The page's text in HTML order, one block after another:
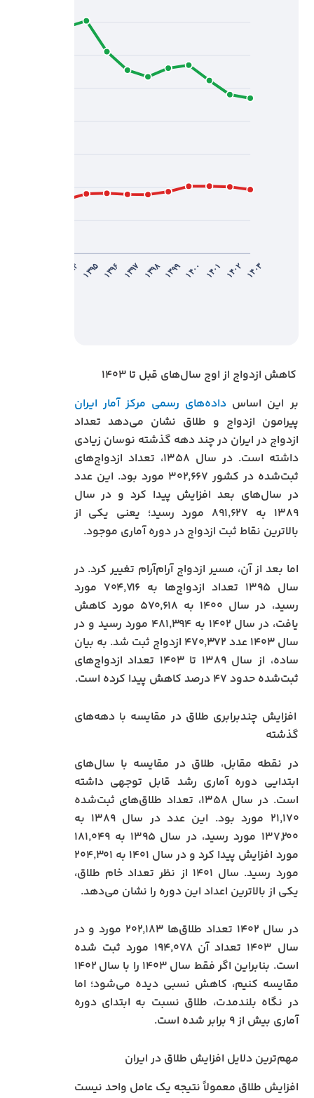
۱۳۹۴ ۱۳۹۵ ۱۳۹۶ ۱۳۹۷ ۱۳۹۸ ۱۳۹۹ ۱۴۰۰ ۱۴۰۱ ۱۴۰۲ ۱۴۰۳
کاهش ازدواج از اوج سال‌های قبل تا ۱۴۰۳
بر این اساس داده‌های رسمی مرکز آمار ایران
پیرامون ازدواج و طلاق نشان می‌دهد تعداد
ازدواج در ایران در چند دهه گذشته نوسان زیادی
داشته است. در سال ۱۳۵۸، تعداد ازدواج‌های
ثبت‌شده در کشور ۳۰۲٬۶۶۷ مورد بود. این عدد
در سال‌های بعد افزایش پیدا کرد و در سال
۱۳۸۹ به ۸۹۱٬۶۲۷ مورد رسید؛ یعنی یکی از
بالاترین نقاط ثبت ازدواج در دوره آماری موجود.
اما بعد از آن، مسیر ازدواج آرام‌آرام تغییر کرد. در
سال ۱۳۹۵ تعداد ازدواج‌ها به ۷۰۴٬۷۱۶ مورد
رسید، در سال ۱۴۰۰ به ۵۷۰٬۶۱۸ مورد کاهش
یافت، در سال ۱۴۰۲ به ۴۸۱٬۳۹۴ مورد رسید و در
سال ۱۴۰۳ عدد ۴۷۰٬۳۷۲ ازدواج ثبت شد. به بیان
ساده، از سال ۱۳۸۹ تا ۱۴۰۳ تعداد ازدواج‌های
ثبت‌شده حدود ۴۷ درصد کاهش پیدا کرده است.
افزایش چندبرابری طلاق در مقایسه با دهه‌های
گذشته
در نقطه مقابل، طلاق در مقایسه با سال‌های
ابتدایی دوره آماری رشد قابل توجهی داشته
است. در سال ۱۳۵۸، تعداد طلاق‌های ثبت‌شده
۲۱٬۱۷۰ مورد بود. این عدد در سال ۱۳۸۹ به
۱۳۷٬۲۰۰ مورد رسید، در سال ۱۳۹۵ به ۱۸۱٬۰۴۹
مورد افزایش پیدا کرد و در سال ۱۴۰۱ به ۲۰۴٬۳۰۱
مورد رسید. سال ۱۴۰۱ از نظر تعداد خام طلاق،
یکی از بالاترین اعداد این دوره را نشان می‌دهد.
در سال ۱۴۰۲ تعداد طلاق‌ها ۲۰۲٬۱۸۳ مورد و در
سال ۱۴۰۳ تعداد آن ۱۹۴٬۰۷۸ مورد ثبت شده
است. بنابراین اگر فقط سال ۱۴۰۳ را با سال ۱۴۰۲
مقایسه کنیم، کاهش نسبی دیده می‌شود؛ اما
در نگاه بلندمدت، طلاق نسبت به ابتدای دوره
آماری بیش از ۹ برابر شده است.
مهم‌ترین دلایل افزایش طلاق در ایران
افزایش طلاق معمولاً نتیجه یک عامل واحد نیست